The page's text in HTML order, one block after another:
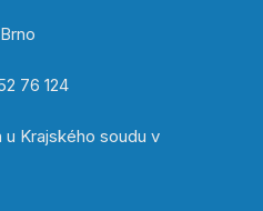
76 124
Krajského soudu v